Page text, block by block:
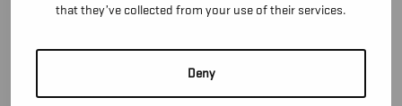
that they’ve collected from your use of their services.
Deny
40073900 40030000